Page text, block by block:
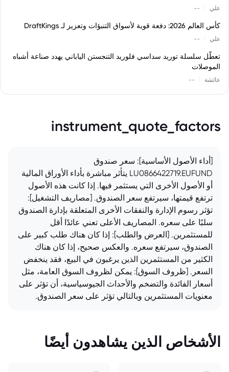
علي --
كأس العالم 2026: دفعة قوية لأسواق التنبؤات وتعزيز لـ DraftKings
علي --
تعطّل سلسلة توريد سداسي فلوريد التنجستن الياباني يهدد صناعة أشباه
الموصلات
عائشة --
instrument_quote_factors
[أداء الأصول الأساسية]: سعر صندوق
LU0866422719.EUFUND يتأثر مباشرة بأداء الأوراق المالية
أو الأصول الأخرى التي يستثمر فيها. إذا كانت هذه الأصول
ترتفع قيمتها، سيرتفع سعر الصندوق. [مصاريف التشغيل]:
تؤثر رسوم الإدارة والنفقات الأخرى المتعلقة بإدارة الصندوق
سلبًا على سعره. المصاريف الأعلى تعني عائدًا أقل
للمستثمرين. [العرض والطلب]: إذا كان هناك طلب كبير على
الصندوق، سيرتفع سعره. والعكس صحيح، إذا كان هناك
الكثير من المستثمرين الذين يرغبون في البيع، فقد ينخفض
السعر. [ظروف السوق]: يمكن لظروف السوق العامة، مثل
أسعار الفائدة والتضخم والأحداث الجيوسياسية، أن تؤثر على
معنويات المستثمرين وبالتالي تؤثر على سعر الصندوق.
الأشخاص الذين يشاهدون أيضًا